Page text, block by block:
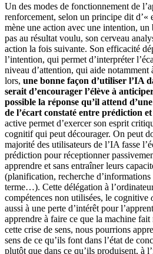
Un des modes de fonctionnement de
renforcement, selon un principe dit d’«
mène une action avec une intention, un
pas au résultat voulu, son cerveau
action la fois suivante. Son efficacité
l’intention, qui permet d’interpréter
niveau d’attention, qui aide notamment
lors, une bonne façon d’utiliser l’IA
serait d’encourager l’élève à
possible la réponse qu’il attend
de l’écart constaté entre prédiction
active permet d’exercer son esprit
cognitif qui peut décourager. On peut
majorité des utilisateurs de l’IA fasse
prédiction pour réceptionner
apprendre et sans entraîner leurs
(planification, recherche
terme…). Cette délégation à
compétences non utilisées, le cognitive
aussi à une perte d’intérêt pour
apprendre à faire ce que la machine
cette crise de sens, nous pourrions
sens de ce qu’ils font dans l’état de
plutôt que dans ce qu’ils produisent, à